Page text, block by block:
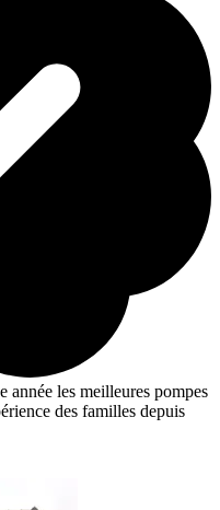
année les meilleures pompes
des familles depuis